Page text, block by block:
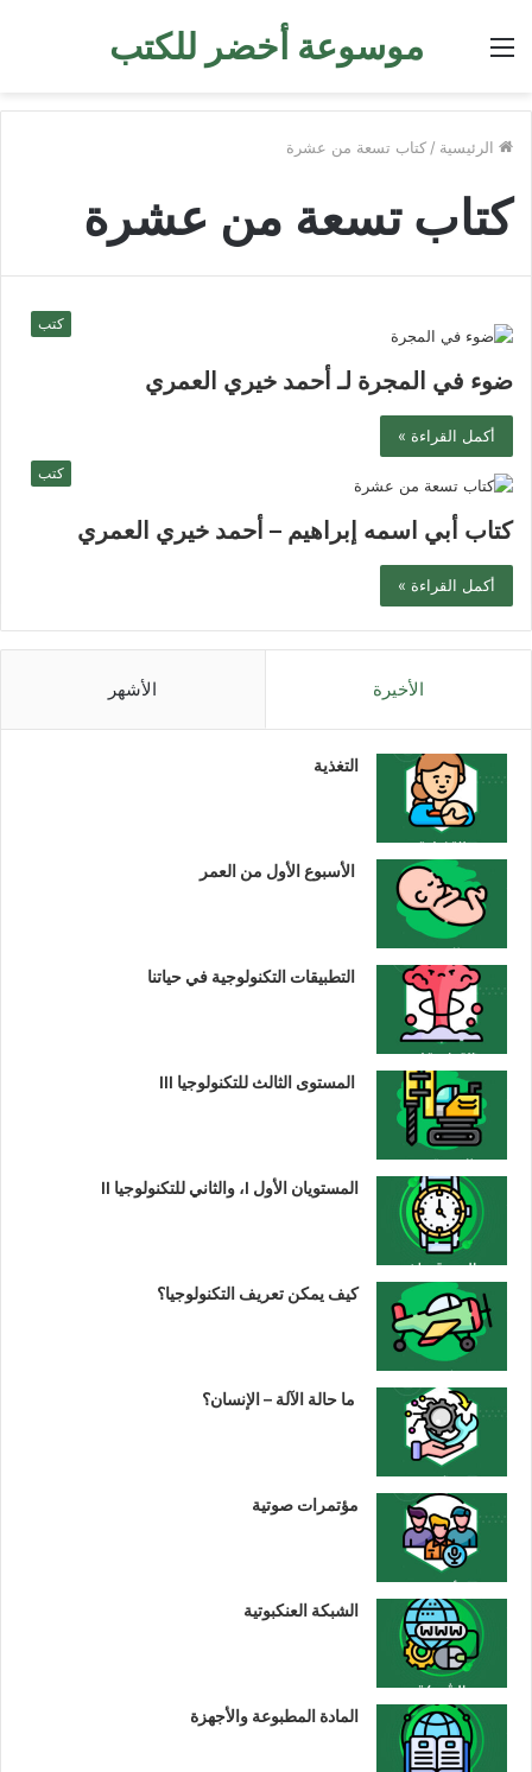
موسوعة أخضر للكتب القائمة
الرئيسية / كتاب تسعة من عشرة
كتاب تسعة من عشرة
كتب
ضوء في المجرة لـ أحمد خيري العمري
أكمل القراءة »
كتب
كتاب أبي اسمه إبراهيم – أحمد خيري العمري
أكمل القراءة »
الأخيرة الأشهر
التغذية
الأسبوع الأول من العمر
التطبيقات التكنولوجية في حياتنا
المستوى الثالث للتكنولوجيا III
المستويان الأول I، والثاني للتكنولوجيا II
كيف يمكن تعريف التكنولوجيا؟
ما حالة الآلة – الإنسان؟
مؤتمرات صوتية
الشبكة العنكبوتية
المادة المطبوعة والأجهزة